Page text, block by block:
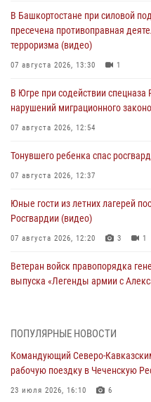
В Башкортостане при силовой
пресечена противоправная
терроризма (видео)
07 августа 2026, 13:30 1
В Югре при содействии
нарушений миграционного
07 августа 2026, 12:54
Тонувшего ребенка спас
07 августа 2026, 12:37
Юные гости из летних лагерей
Росгвардии (видео)
07 августа 2026, 12:20 3 1
Ветеран войск правопорядка
выпуска «Легенды армии с
Представители ФСБ России по
Кузнецова
07 августа 2026, 12:00
ПОПУЛЯРНЫЕ НОВОСТИ
Командующий Северо-
рабочую поездку в Чеченскую
23 июля 2026, 16:10 6